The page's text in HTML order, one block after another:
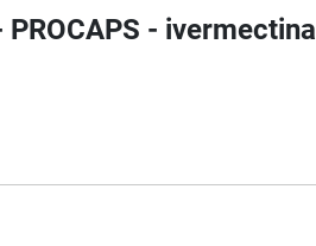
- ivermectina